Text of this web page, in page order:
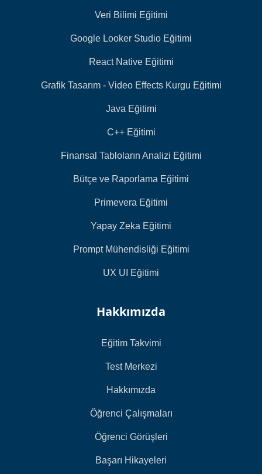
Veri Bilimi Eğitimi
Google Looker Studio Eğitimi
React Native Eğitimi
Grafik Tasarım - Video Effects Kurgu Eğitimi
Java Eğitimi
C++ Eğitimi
Finansal Tabloların Analizi Eğitimi
Bütçe ve Raporlama Eğitimi
Primevera Eğitimi
Yapay Zeka Eğitimi
Prompt Mühendisliği Eğitimi
UX UI Eğitimi
Hakkımızda
Eğitim Takvimi
Test Merkezi
Hakkımızda
Öğrenci Çalışmaları
Öğrenci Görüşleri
Başarı Hikayeleri